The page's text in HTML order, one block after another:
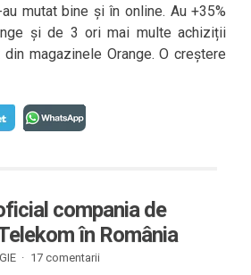
mutat bine și în online. Au +35%
și de 3 ori mai multe achiziții
magazinele Orange. O creștere
compania de
în România
· 17 comentarii